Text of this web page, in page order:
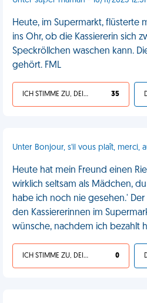
Heute, im Supermarkt, flüsterte
ins Ohr, ob die Kassiererin sich
Speckröllchen waschen kann.
gehört. FML
ICH STIMME ZU, DEIN LEBEN IST SCHEISSE 35
Unter Bonjour, s'il vous plaît, merci,
Heute hat mein Freund einen
wirklich seltsam als Mädchen,
habe ich noch nie gesehen.'
den Kassiererinnen im
wünsche, nachdem ich bezahlt
ICH STIMME ZU, DEIN LEBEN IST SCHEISSE 0